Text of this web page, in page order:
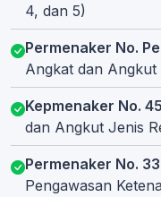
4, dan 5)
Permenaker No.
Angkat dan Angkut
Kepmenaker No.
dan Angkut Jenis
Permenaker No.
Pengawasan